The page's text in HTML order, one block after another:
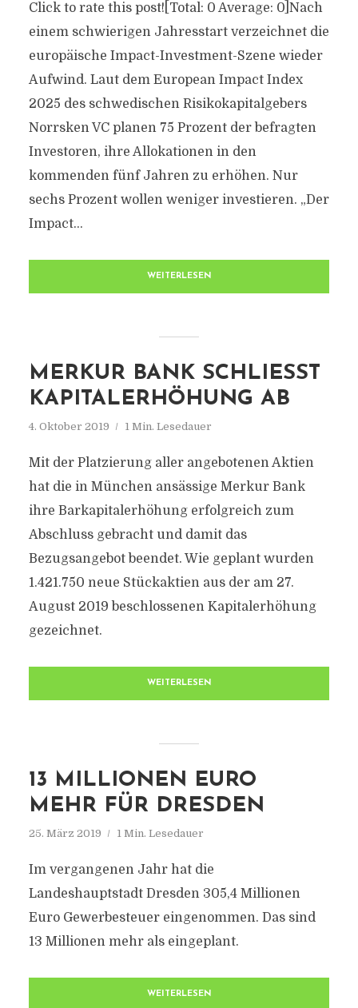
Click to rate this post![Total: 0 Average: 0]Nach
einem schwierigen Jahresstart verzeichnet die
europäische Impact-Investment-Szene wieder
Aufwind. Laut dem European Impact Index
2025 des schwedischen Risikokapitalgebers
Norrsken VC planen 75 Prozent der befragten
Investoren, ihre Allokationen in den
kommenden fünf Jahren zu erhöhen. Nur
sechs Prozent wollen weniger investieren. „Der
Impact...
WEITERLESEN
MERKUR BANK SCHLIESST K
APITALERHÖHUNG AB
4. Oktober 2019 1 Min. Lesedauer
Mit der Platzierung aller angebotenen Aktien
hat die in München ansässige Merkur Bank
ihre Barkapitalerhöhung erfolgreich zum
Abschluss gebracht und damit das
Bezugsangebot beendet. Wie geplant wurden
1.421.750 neue Stückaktien aus der am 27.
August 2019 beschlossenen Kapitalerhöhung
gezeichnet.
WEITERLESEN
13 MILLIONEN EURO
MEHR FÜR DRESDEN
25. März 2019 1 Min. Lesedauer
Im vergangenen Jahr hat die
Landeshauptstadt Dresden 305,4 Millionen
Euro Gewerbesteuer eingenommen. Das sind
13 Millionen mehr als eingeplant.
WEITERLESEN